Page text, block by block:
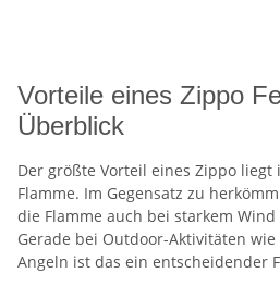
Vorteile eines Zippo
Überblick
Der größte Vorteil eines Zippo
Flamme. Im Gegensatz zu
die Flamme auch bei starkem
Gerade bei Outdoor-Aktivitäten
Angeln ist das ein entscheidender